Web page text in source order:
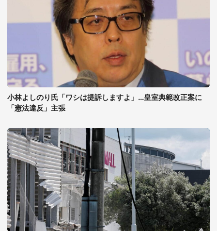
小林よしのり氏「ワシは提訴しますよ」...皇室典範改正案に
「憲法違反」主張